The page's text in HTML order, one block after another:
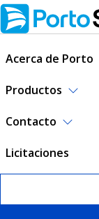
Acerca de Porto
Productos
Contacto
Licitaciones